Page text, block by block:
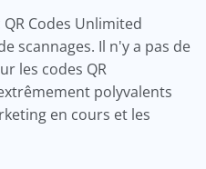
Codes Unlimited
scannages. Il n'y a pas de
les codes QR
polyvalents
en cours et les